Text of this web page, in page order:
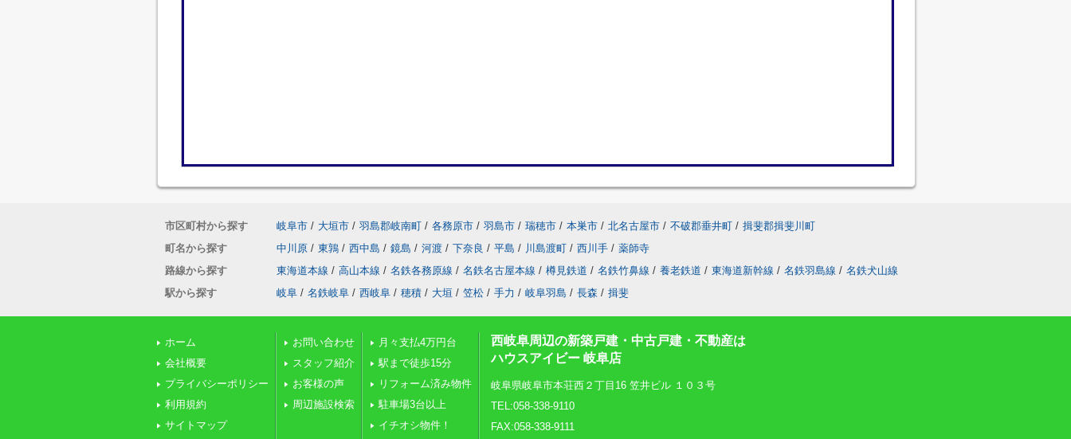
市区町村から探す 岐阜市 / 大垣市 / 羽島郡岐南町 / 各務原市 / 羽島市 / 瑞穂市 / 本巣市 / 北名古屋市 / 不破郡垂井町 / 揖斐郡揖斐川町
町名から探す
中川原 / 東鶉 / 西中島 / 鏡島 / 河渡 / 下奈良 / 平島 / 川島渡町 / 西川手 / 薬師寺
路線から探す
東海道本線 / 高山本線 / 名鉄各務原線 / 名鉄名古屋本線 / 樽見鉄道 / 名鉄竹鼻線 / 養老鉄道 / 東海道新幹線 / 名鉄羽島線 / 名鉄犬山線
駅から探す
岐阜 / 名鉄岐阜 / 西岐阜 / 穂積 / 大垣 / 笠松 / 手力 / 岐阜羽島 / 長森 / 揖斐
ホーム
会社概要
プライバシーポリシー
利用規約
サイトマップ
お問い合わせ
スタッフ紹介
お客様の声
周辺施設検索
月々支払4万円台
駅まで徒歩15分
リフォーム済み物件
駐車場3台以上
イチオシ物件！
西岐阜周辺の新築戸建・中古戸建・不動産は
ハウスアイビー 岐阜店
岐阜県岐阜市本荘西２丁目16 笠井ビル １０３号
TEL:058-338-9110
FAX:058-338-9111